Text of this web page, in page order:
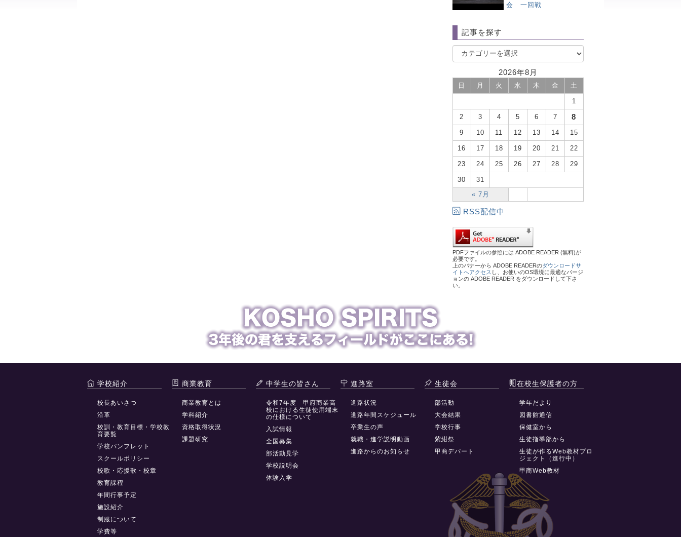
会 一回戦
記事を探す
2026年8月
日 月 火 水 木 金 土
« 7月
1
2 3 4 5 6 7 8
9 10 11 12 13 14 15
16 17 18 19 20 21 22
23 24 25 26 27 28 29
30 31
RSS配信中
PDFファイルの参照には ADOBE READER (無料)が
必要です。
上のバナーから ADOBE READERのダウンロードサ
イトへアクセス し、お使いのOS環境に最適なバージ
ョンの ADOBE READER をダウンロードして下さ
い。
学校紹介
校長あいさつ
沿革
校訓・教育目標・学校教
育要覧
学校パンフレット
スクールポリシー
校歌・応援歌・校章
教育課程
年間行事予定
施設紹介
制服について
学費等
商業教育
商業教育とは
学科紹介
資格取得状況
課題研究
中学生の皆さん
令和7年度 甲府商業高
校における生徒使用端末
の仕様について
入試情報
全国募集
部活動見学
学校説明会
体験入学
進路室
進路状況
進路年間スケジュール
卒業生の声
就職・進学説明動画
進路からのお知らせ
生徒会
部活動
大会結果
学校行事
紫紺祭
甲商デパート
在校生保護者の方
学年だより
図書館通信
保健室から
生徒指導部から
生徒が作るWeb教材プロ
ジェクト（進行中）
甲商Web教材